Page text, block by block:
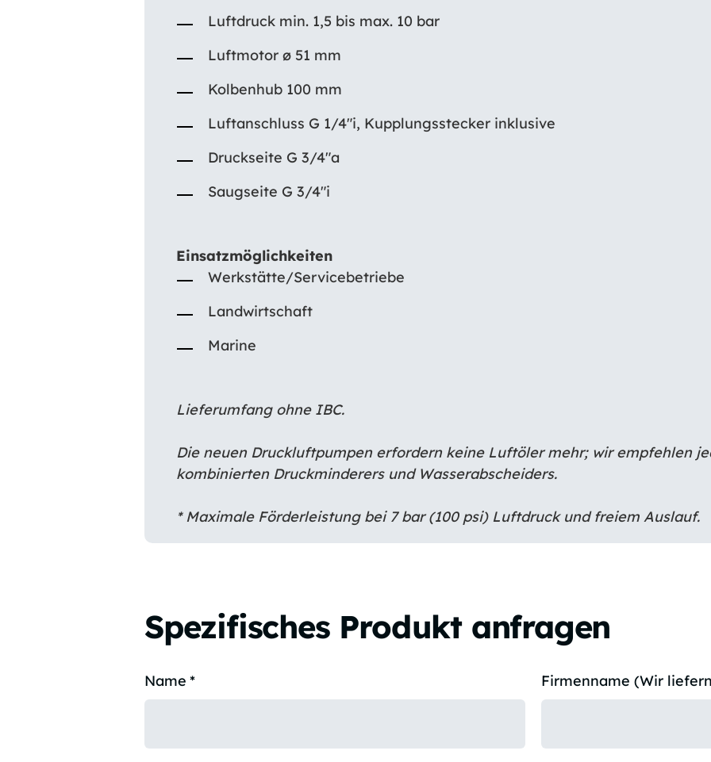
Luftdruck min. 1,5 bis max. 10 bar
Luftmotor ø 51 mm
Kolbenhub 100 mm
Luftanschluss G 1/4″i, Kupplungsstecker inklusive
Druckseite G 3/4″a
Saugseite G 3/4″i
Einsatzmöglichkeiten
Werkstätte/Servicebetriebe
Landwirtschaft
Marine
Lieferumfang ohne IBC.
Die neuen Druckluftpumpen erfordern keine Luftöler mehr; wir empfehlen
kombinierten Druckminderers und Wasserabscheiders.
* Maximale Förderleistung bei 7 bar (100 psi) Luftdruck und freiem Auslauf.
Spezifisches Produkt anfragen
Name * Firmenname (Wir